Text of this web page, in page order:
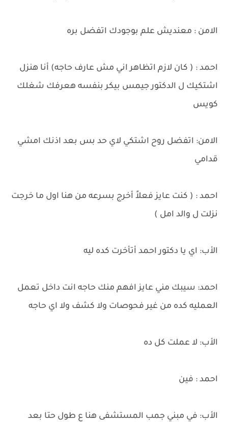
الامن : معنديش علم بوجودك اتفضل بره
احمد : ( كان لازم اتظاهر اني مش عارف حاجه) أنا هنزل
اشتكيك ل الدكتور جيمس بيكر بنفسه هعرفك شغلك
كويس
الامن: اتفضل روح اشتكي لاي حد بس بعد اذنك امشي
قدامي
احمد : ( كنت عايز فعلاً أخرج بسرعه من هنا اول ما خرجت
نزلت ل والد امل )
الأب: اي يا دكتور احمد أتأخرت كده ليه
احمد: سيبك مني عايز افهم منك حاجه انت داخل تعمل
العمليه كده من غير فحوصات ولا كشف ولا اي حاجه
الأب: لا عملت كل ده
احمد : فين
الأب: في مبني جمب المستشفى هنا ع طول حتا بعد